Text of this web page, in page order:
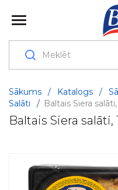
Sākums / Katalogs /
Salāti
/ Baltais Siera
Baltais Siera salāti,